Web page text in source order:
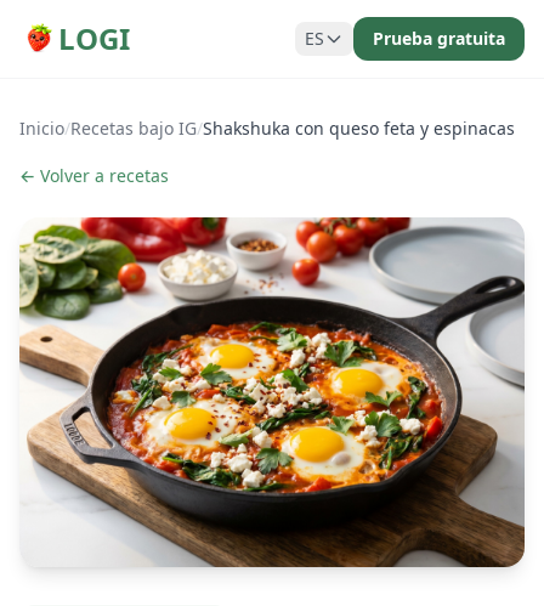
LOGI ES Prueba gratuita
Inicio/Recetas bajo IG/Shakshuka con queso feta y espinacas
← Volver a recetas